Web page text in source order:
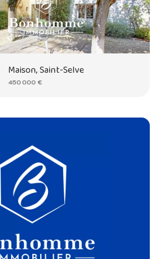
Maison, Saint-Selve
450 000 €